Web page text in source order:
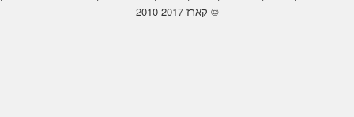
© קארז 2010-2017